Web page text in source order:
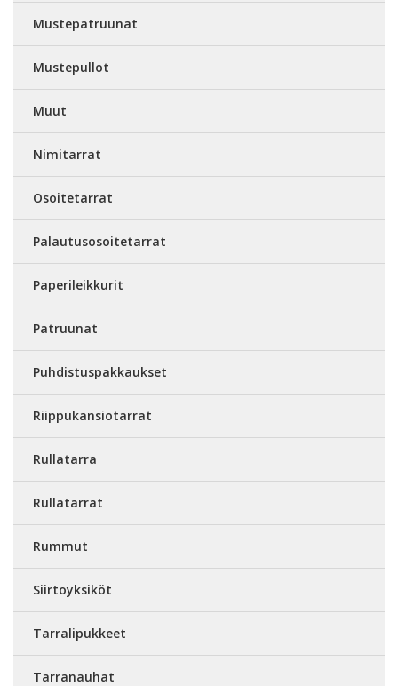
Mustepatruunat
Mustepullot
Muut
Nimitarrat
Osoitetarrat
Palautusosoitetarrat
Paperileikkurit
Patruunat
Puhdistuspakkaukset
Riippukansiotarrat
Rullatarra
Rullatarrat
Rummut
Siirtoyksiköt
Tarralipukkeet
Tarranauhat